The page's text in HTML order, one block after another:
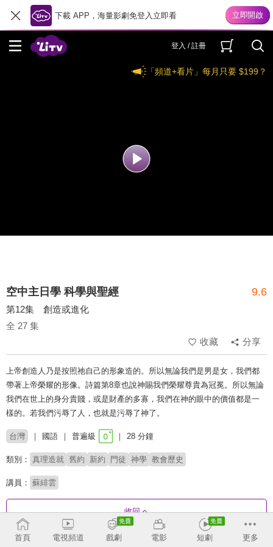
下載 APP，海量影劇免登入立即看
登入 / 註冊
「頻道+看片」每月只要 $199？
空中主日學 科學與聖經 9.6
第12集 創造或進化
全 27 集
收藏
分享
上帝創造人乃是按照祂自己的形象造的。所以無論我們是男是女，我們都
帶著上帝榮耀的形像。詩篇第8章也說神賜我們榮耀尊貴為冠冕。所以無論
我們在世上的身分貴賤，或是財產的多寡，我們在神的眼中的價值都是一
樣的。若我們污辱了人，也就是污辱了神了。
台灣 國語 普遍級 28 分鐘
類別： 真理造就 舊約 新約 門徒 神學 教會歷史
講員： 蘇緋雲
收回
首頁 電視頻道 戲劇 電影 短劇 更多